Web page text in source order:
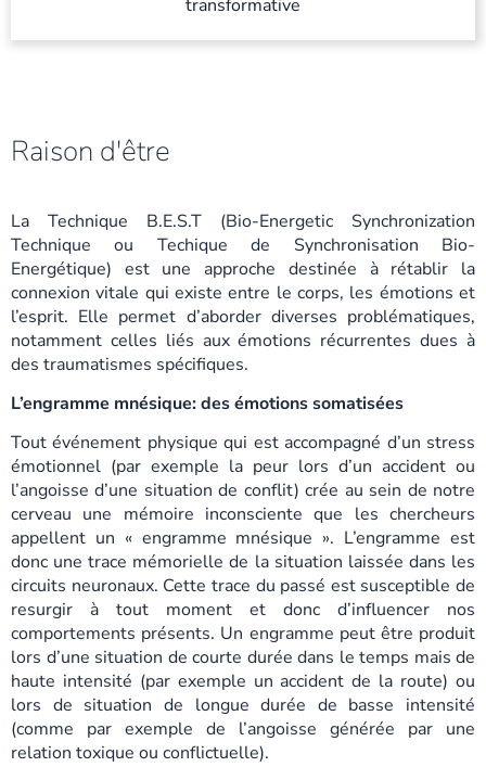
transformative
Raison d'être
La Technique B.E.S.T (Bio-Energetic Synchronization
Technique ou Techique de Synchronisation Bio-
Energétique) est une approche destinée à rétablir la
connexion vitale qui existe entre le corps, les émotions et
l’esprit. Elle permet d’aborder diverses problématiques,
notamment celles liés aux émotions récurrentes dues à
des traumatismes spécifiques.
L’engramme mnésique: des émotions somatisées
Tout événement physique qui est accompagné d’un stress
émotionnel (par exemple la peur lors d’un accident ou
l’angoisse d’une situation de conflit) crée au sein de notre
cerveau une mémoire inconsciente que les chercheurs
appellent un « engramme mnésique ». L’engramme est
donc une trace mémorielle de la situation laissée dans les
circuits neuronaux. Cette trace du passé est susceptible de
resurgir à tout moment et donc d’influencer nos
comportements présents. Un engramme peut être produit
lors d’une situation de courte durée dans le temps mais de
haute intensité (par exemple un accident de la route) ou
lors de situation de longue durée de basse intensité
(comme par exemple de l’angoisse générée par une
relation toxique ou conflictuelle).